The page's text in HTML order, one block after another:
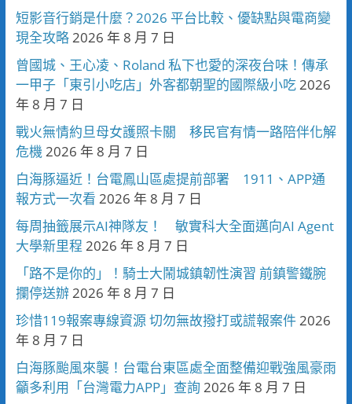
短影音行銷是什麼？2026 平台比較、優缺點與電商變
現全攻略2026 年 8 月 7 日
曾國城、王心凌、Roland 私下也愛的深夜台味！傳承
一甲子「東引小吃店」外客都朝聖的國際級小吃2026
年 8 月 7 日
戰火無情約旦母女護照卡關 移民官有情一路陪伴化解
危機2026 年 8 月 7 日
白海豚逼近！台電鳳山區處提前部署 1911、APP通
報方式一次看 2026 年 8 月 7 日
每周抽籤展示AI神隊友！ 敏實科大全面邁向AI Agent
大學新里程 2026 年 8 月 7 日
「路不是你的」！騎士大鬧城鎮韌性演習 前鎮警鐵腕
攔停送辦2026 年 8 月 7 日
珍惜119報案專線資源 切勿無故撥打或謊報案件2026
年 8 月 7 日
白海豚颱風來襲！台電台東區處全面整備迎戰強風豪雨
籲多利用「台灣電力APP」查詢 2026 年 8 月 7 日